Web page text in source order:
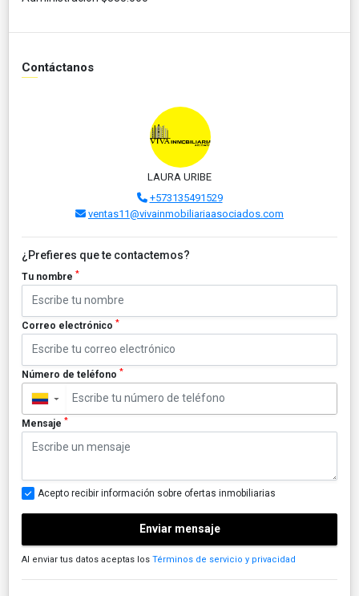
Contáctanos
LAURA URIBE
+573135491529
ventas11@vivainmobiliariaasociados.com
¿Prefieres que te contactemos?
Tu nombre *
Correo electrónico *
Número de teléfono *
▼
Mensaje *
Acepto recibir información sobre ofertas inmobiliarias
Enviar mensaje
Al enviar tus datos aceptas los Términos de servicio y privacidad